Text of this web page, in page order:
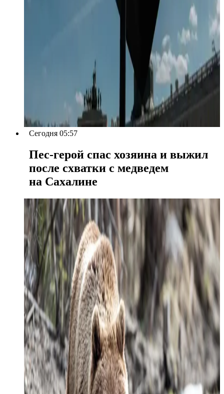
Сегодня 05:57
Пес-герой спас хозяина и выжил
после схватки с медведем
на Сахалине